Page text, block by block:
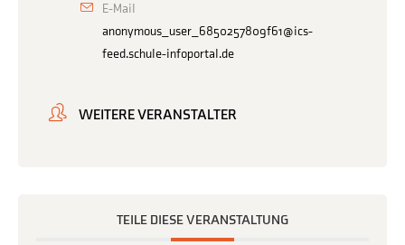
E-Mail
anonymous_user_6850257809f61@ics-
feed.schule-infoportal.de
WEITERE VERANSTALTER
TEILE DIESE VERANSTALTUNG